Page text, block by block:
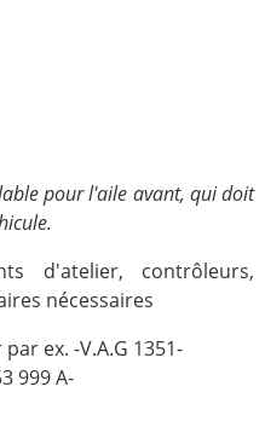
pour l'aile avant, qui doit
d'atelier, contrôleurs,
nécessaires
ex. -V.A.G 1351-
999 A-